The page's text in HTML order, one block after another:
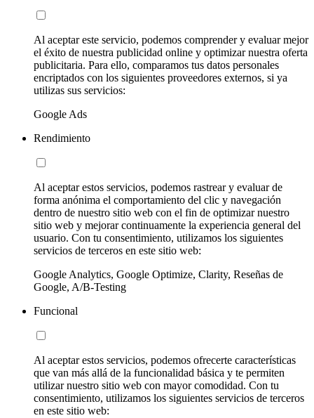
Al aceptar este servicio, podemos comprender y evaluar mejor
el éxito de nuestra publicidad online y optimizar nuestra oferta
publicitaria. Para ello, comparamos tus datos personales
encriptados con los siguientes proveedores externos, si ya
utilizas sus servicios:
Google Ads
Rendimiento
Al aceptar estos servicios, podemos rastrear y evaluar de
forma anónima el comportamiento del clic y navegación
dentro de nuestro sitio web con el fin de optimizar nuestro
sitio web y mejorar continuamente la experiencia general del
usuario. Con tu consentimiento, utilizamos los siguientes
servicios de terceros en este sitio web:
Google Analytics, Google Optimize, Clarity, Reseñas de
Google, A/B-Testing
Funcional
Al aceptar estos servicios, podemos ofrecerte características
que van más allá de la funcionalidad básica y te permiten
utilizar nuestro sitio web con mayor comodidad. Con tu
consentimiento, utilizamos los siguientes servicios de terceros
en este sitio web: